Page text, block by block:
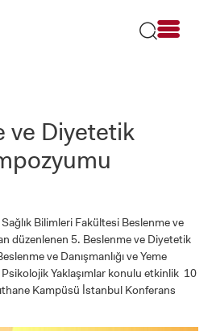
ve Diyetetik
Bilimleri Fakültesi Beslenme ve
düzenlenen 5. Beslenme ve Diyetetik
ve Danışmanlığı ve Yeme
Psikolojik Yaklaşımlar konulu etkinlik 10
Kampüsü İstanbul Konferans